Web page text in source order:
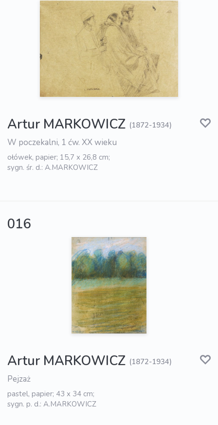
Artur MARKOWICZ (1872-1934)
W poczekalni, 1 ćw. XX wieku
ołówek, papier; 15,7 x 26,8 cm;
sygn. śr. d.: A.MARKOWICZ
016
Artur MARKOWICZ (1872-1934)
Pejzaż
pastel, papier; 43 x 34 cm;
sygn. p. d.: A.MARKOWICZ